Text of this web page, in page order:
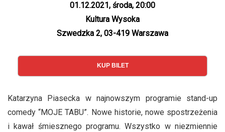
01.12.2021, środa, 20:00
Kultura Wysoka
Szwedzka 2, 03-419 Warszawa
KUP BILET
Katarzyna Piasecka w najnowszym programie stand-up
comedy “MOJE TABU”. Nowe historie, nowe spostrzeżenia
i kawał śmiesznego programu. Wszystko w niezmiennie